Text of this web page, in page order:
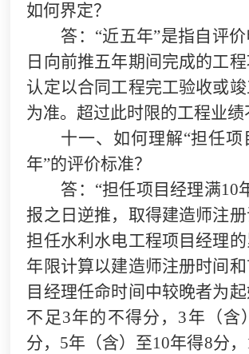
如何界定？
答：“近五年”是指自评
日向前推五年期间完成的工
认定以合同工程完工验收或
为准。超过此时限的工程业绩
十一、如何理解“担任项
年”的评价标准？
答：“担任项目经理满10
报之日逆推，取得建造师注
担任水利水电工程项目经理的
年限计算以建造师注册时间
目经理任命时间中较晚者为
不足3年的不得分，3年（含
分，5年（含）至10年得8分，